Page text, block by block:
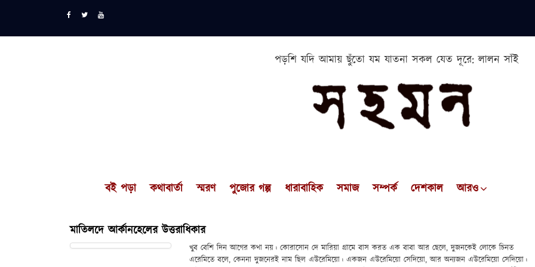
পড়শি যদি আমায় ছুঁতো যম যাতনা সকল যেত দূরে: লালন সাঁই
বই পড়া কথাবার্তা স্মরণ পুজোর গল্প ধারাবাহিক সমাজ সম্পর্ক দেশকাল আরও
মাতিলদে আর্কানহেলের উত্তরাধিকার
খুব বেশি দিন আগের কথা নয়। কোরাসোন দে মারিয়া গ্রামে বাস করত এক বাবা আর ছেলে, দুজনকেই লোকে চিনত
এরেমিতে বলে, কেননা দুজনেরই নাম ছিল এউরেমিয়ো। একজন এউরেমিয়ো সেদিয়ো, আর অন্যজন এউরেমিয়ো সেদিয়ো।